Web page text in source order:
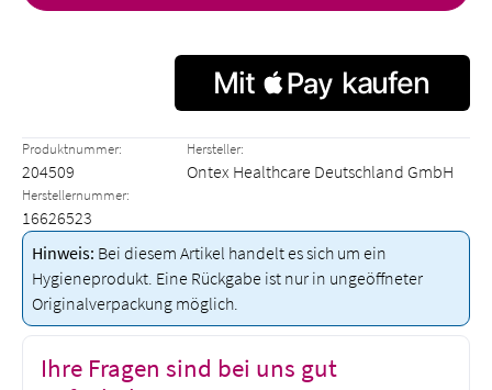
Produktnummer:
204509
Hersteller:
Ontex Healthcare Deutschland GmbH
Herstellernummer:
16626523
Hinweis: Bei diesem Artikel handelt es sich um ein
Hygieneprodukt. Eine Rückgabe ist nur in ungeöffneter
Originalverpackung möglich.
Ihre Fragen sind bei uns gut